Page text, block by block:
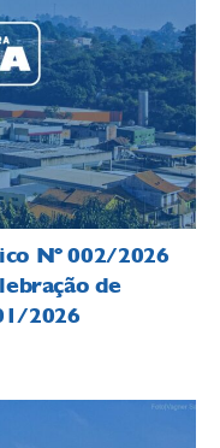
Nº 002/2026
de
2026